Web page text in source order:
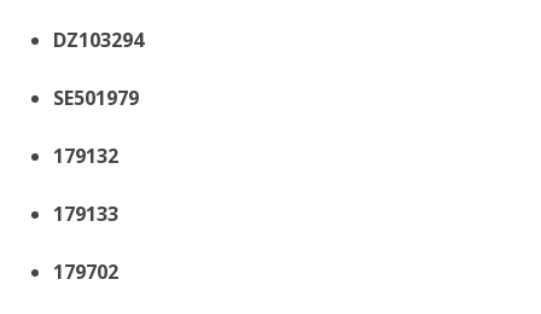
DZ103294
SE501979
179132
179133
179702